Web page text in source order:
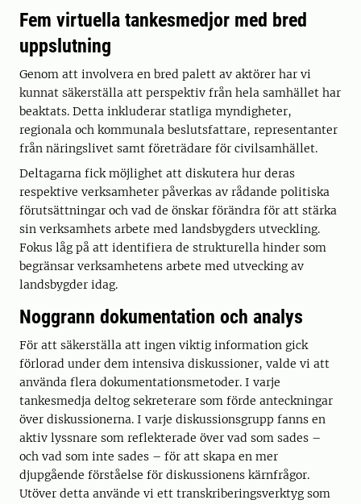
Fem virtuella tankesmedjor med bred
uppslutning
Genom att involvera en bred palett av aktörer har vi
kunnat säkerställa att perspektiv från hela samhället har
beaktats. Detta inkluderar statliga myndigheter,
regionala och kommunala beslutsfattare, representanter
från näringslivet samt företrädare för civilsamhället.
Deltagarna fick möjlighet att diskutera hur deras
respektive verksamheter påverkas av rådande politiska
förutsättningar och vad de önskar förändra för att stärka
sin verksamhets arbete med landsbygders utveckling.
Fokus låg på att identifiera de strukturella hinder som
begränsar verksamhetens arbete med utvecking av
landsbygder idag.
Noggrann dokumentation och analys
För att säkerställa att ingen viktig information gick
förlorad under dem intensiva diskussioner, valde vi att
använda flera dokumentationsmetoder. I varje
tankesmedja deltog sekreterare som förde anteckningar
över diskussionerna. I varje diskussionsgrupp fanns en
aktiv lyssnare som reflekterade över vad som sades –
och vad som inte sades – för att skapa en mer
djupgående förståelse för diskussionens kärnfrågor.
Utöver detta använde vi ett transkriberingsverktyg som